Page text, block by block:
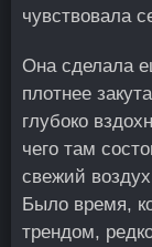
чувствовала
Она сделала
плотнее
глубоко
чего там
свежий
Было время,
трендом,